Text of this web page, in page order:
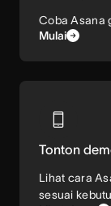
Coba Asana
Mulai
Tonton
Lihat cara
sesuai